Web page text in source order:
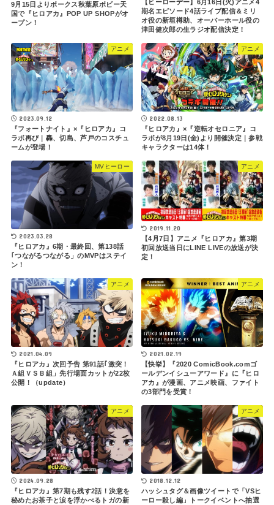
9月15日よりボークス秋葉原ボビー天
国で『ヒロアカ』POP UP SHOPがオ
ープン！
【ヒーローデー】6月16日(火)アニメ4
期名エピソード4話ライブ配信＆ミリ
オ役の新垣樽助、オーバーホール役の
津田健次郎の生ラジオ配信決定！
アニメ
2023.09.12
『フォートナイト』×『ヒロアカ』コ
ラボ再び｜轟、切島、芦戸のコスチュ
ームが登場！
アニメ
2022.08.13
『ヒロアカ』×『逆転オセロニア』コ
ラボが8月19日(金)より開催決定｜参戦
キャラクターは14体！
MVヒーロー
2023.03.28
『ヒロアカ』6期・最終回、第138話
｢つながるつながる」のMVPはステイ
ン！
アニメ
2019.11.20
【4月7日】アニメ『ヒロアカ』第3期
初回放送当日にLINE LIVEの放送が決
定！
アニメ
2021.04.09
『ヒロアカ』次回予告 第91話｢激突！
Ａ組ＶＳＢ組」先行場面カットが22枚
公開！（update）
アニメ
2021.02.19
【快挙】『2020 ComicBook.comゴ
ールデンイシューアワード』に『ヒロ
アカ』が漫画、アニメ映画、ファイト
の3部門を受賞！
アニメ
2024.09.28
『ヒロアカ』第7期も残す2話！決意を
秘めたお茶子と涙を浮かべるトガの新
アニメ
2018.12.12
ハッシュタグ＆画像ツイートで「VSヒ
ーロー殺し編」トークイベントへ抽選